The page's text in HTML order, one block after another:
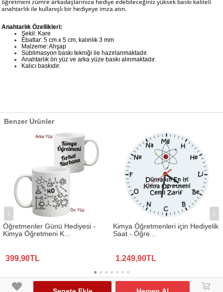
󰃦
öğretmeni zümre arkadaşlarınıza hediye edebileceğiniz yüksek baskı kaliteli
anahtarlık ile kullanışlı bir hediyeye imza atın.
Anahtarlık Özellikleri:
Şekil: Kare
Ebatlar: 5 cm x 5 cm, kalınlık 3 mm
Malzeme: Ahşap
Süblimasyon baskı tekniği ile hazırlanmaktadır.
Anahtarlık ön yüz ve arka yüze baskı alınmaktadır.
Kalıcı baskıdır.
Benzer Ürünler
Öğretmenler Günü Hediyesi -
Kimya Öğretmeni K...
399,90TL
Kimya Öğretmenleri için Hediyelik
Saat - Öğre...
1.249,90TL
www.biresimden.com © 2015 - 2026 Tüm Hakları Saklıdır.